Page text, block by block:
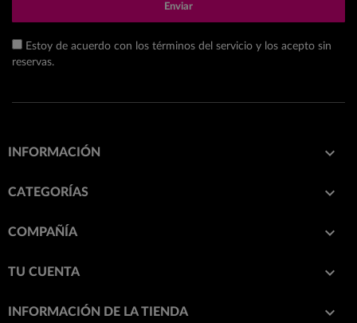
Enviar
Estoy de acuerdo con los términos del servicio y los acepto sin
reservas.
INFORMACIÓN 
CATEGORÍAS 
COMPAÑÍA 
TU CUENTA 
INFORMACIÓN DE LA TIENDA keyboard_arrow_down